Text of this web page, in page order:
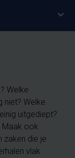
Welke
niet? Welke
uitgediept?
Maak ook
zaken die je
vlak